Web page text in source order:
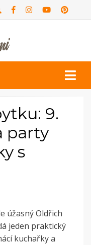
9.
party
s
úžasný Oldřich
jeden praktický
kuchařky a